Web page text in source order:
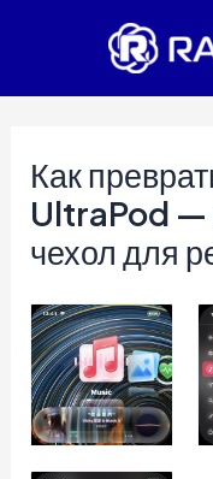
Как
UltraPod —
чехол для